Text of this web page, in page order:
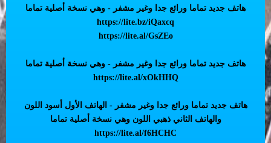
هاتف جديد تماما ورائع جدا وغير مشفر - وهي نسخة أصلية تماما
https://lite.bz/iQaxcq
https://lite.al/GsZEo
هاتف جديد تماما ورائع جدا وغير مشفر - وهي نسخة أصلية تماما
https://lite.al/xOkHHQ
هاتف جديد تماما ورائع جدا وغير مشفر - الهاتف الأول أسود اللون
والهاتف الثاني ذهبي اللون وهي نسخة أصلية تماما
https://lite.al/f6HCHC